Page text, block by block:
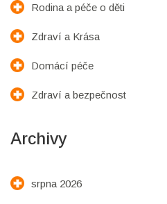
Rodina a péče o děti
Zdraví a Krása
Domácí péče
Zdraví a bezpečnost
Archivy
srpna 2026